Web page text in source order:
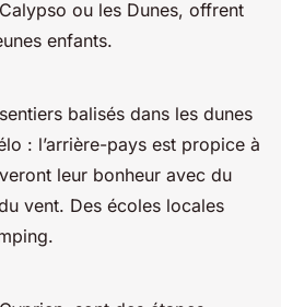
ou les Dunes, offrent
enfants.
balisés dans les dunes
: l’arrière-pays est propice à
leur bonheur avec du
vent. Des écoles locales